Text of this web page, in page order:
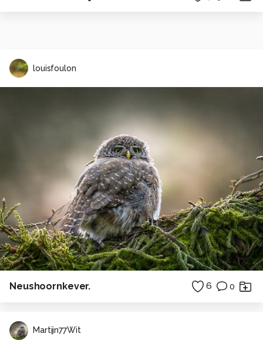
louisfoulon
Neushoornkever. 6 0
Martijn77Wit